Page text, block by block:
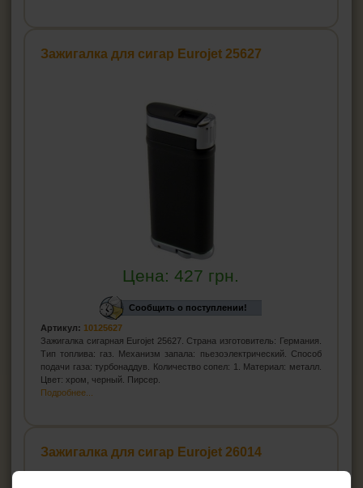
Зажигалка для сигар Eurojet 25627
Цена:427 грн.
Сообщить о поступлении!
Артикул: 10125627
Зажигалка сигарная Eurojet 25627. Страна изготовитель: Германия.
Тип топлива: газ. Механизм запала: пьезоэлектрический. Способ
подачи газа: турбонаддув. Количество сопел: 1. Материал: металл.
Цвет: хром, черный. Пирсер.
Подробнее...
Зажигалка для сигар Eurojet 26014